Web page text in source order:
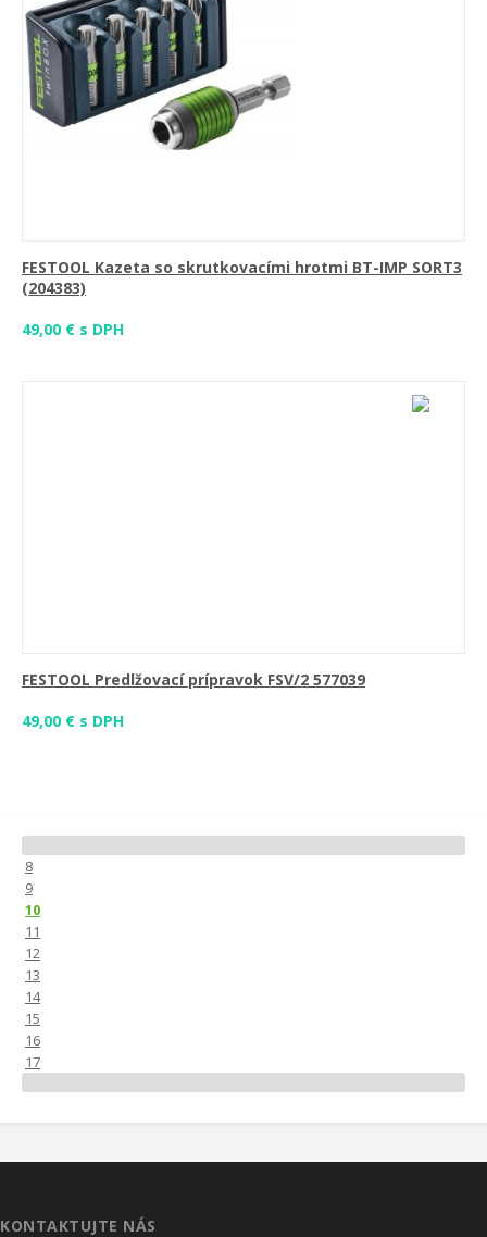
FESTOOL Kazeta so skrutkovacími hrotmi BT-IMP SORT3
(204383)
49,00 € s DPH
FESTOOL Predlžovací prípravok FSV/2 577039
49,00 € s DPH
8
9
10
11
12
13
14
15
16
17
KONTAKTUJTE NÁS